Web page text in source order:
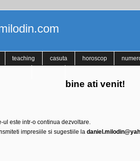
teaching casuta horoscop
bine ati venit!
ul este intr-o continua dezvoltare.
impresiile si sugestiile la